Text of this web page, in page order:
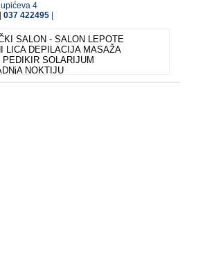
4
|037 422495
SALON - SALON LEPOTE
LICA DEPILACIJA MASAŽA
PEDIKIR SOLARIJUM
NOKTIJU